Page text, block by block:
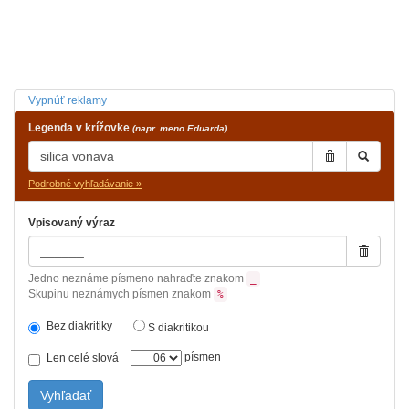
Vypnúť reklamy
Legenda v krížovke (napr. meno Eduarda)
Podrobné vyhľadávanie »
Vpisovaný výraz
Jedno neznáme písmeno nahraďte znakom
Skupinu neznámych písmen znakom %
Bez diakritiky S diakritikou
Len celé slová písmen
Vyhľadať